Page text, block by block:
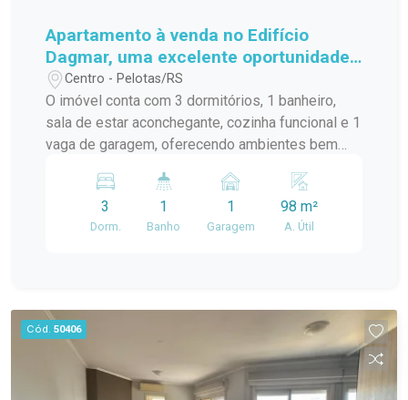
Apartamento à venda no Edifício
Dagmar, uma excelente oportunidade
para quem busca conforto, praticidade
e uma ótima localização!
Centro - Pelotas/RS
O imóvel conta com 3 dormitórios, 1 banheiro,
sala de estar aconchegante, cozinha funcional e 1
vaga de garagem, oferecendo ambientes bem
em uma região privilegiada, o Edifício Dagmar
proporciona fácil acesso a mercados, farmácias,
escolas, transporte público e diversos serviços
investir, esta é a oportunidade ideal. Entre em
contato e agende sua visita!
3
Dorm.
1
Banho
1
Garagem
98 m²
A. Útil
Cód. 50406